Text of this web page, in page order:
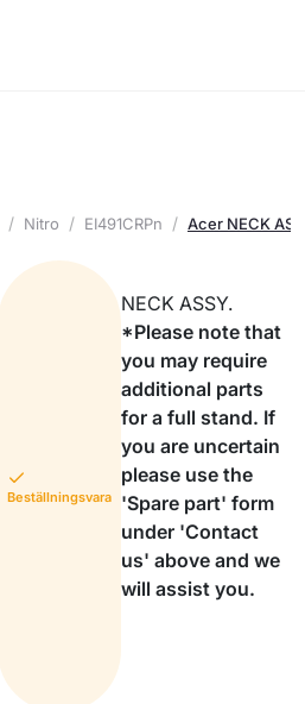
Nitro EI491CRPn Acer NECK
Beställningsvara
NECK ASSY.
*Please note that
you may require
additional parts
for a full stand. If
you are uncertain
please use the
'Spare part' form
under 'Contact
us' above and we
will assist you.